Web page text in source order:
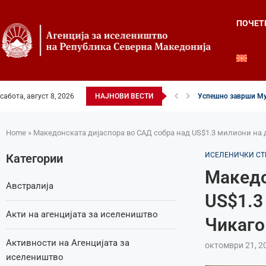
сабота, август 8, 2026 НАЈНОВИ ВЕСТИ Успешно заврши
Home » Македонската дијаспора во САД собра над US$1.3 милиони на
ИСЕЛЕНИЧКИ
Чикаго
октомври 21,
Категории
Австралија
Акти на агенцијата за иселеништво
Активности на Агенцијата за
иселеништво